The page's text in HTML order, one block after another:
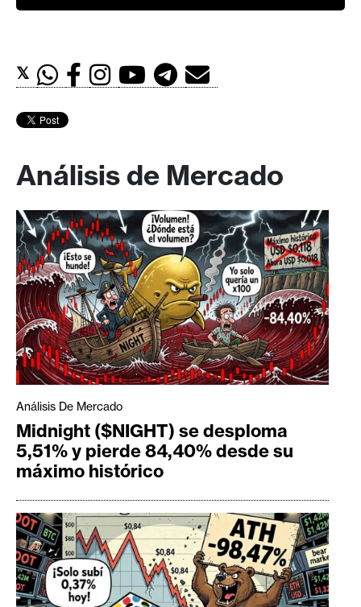
𝕏
Análisis de Mercado
Análisis De Mercado
Midnight ($NIGHT) se desploma
5,51% y pierde 84,40% desde su
máximo histórico